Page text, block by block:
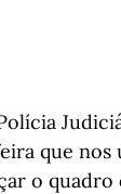
que nos
o quadro